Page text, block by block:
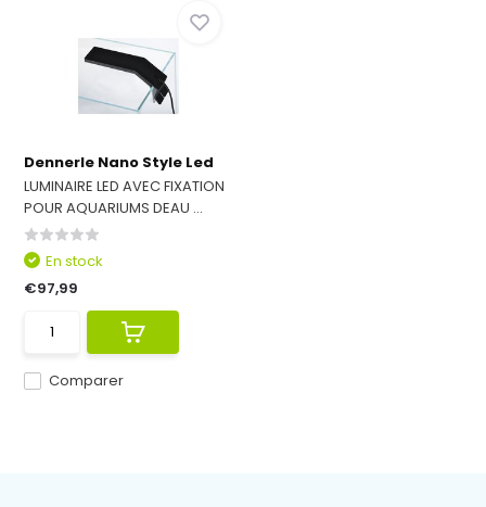
Dennerle Nano Style Led
LUMINAIRE LED AVEC FIXATION
POUR AQUARIUMS DEAU ...
Comparer
En stock
€97,99